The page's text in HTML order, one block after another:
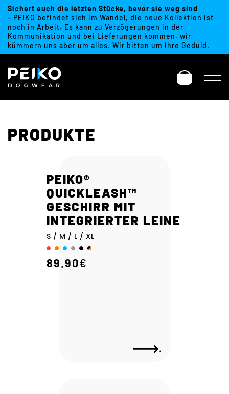
Sichert euch die letzten Stücke, bevor sie weg sind
– PEIKO befindet sich im Wandel, die neue Kollektion ist
noch in Arbeit. Es kann zu Verzögerungen in der
Kommunikation und bei Lieferungen kommen, wir
kümmern uns aber um alles. Wir bitten um Ihre Geduld.
PRODUKTE
PEIKO®
QUICKLEASH™
GESCHIRR MIT
INTEGRIERTER LEINE
S / M / L / XL
89.90€
.